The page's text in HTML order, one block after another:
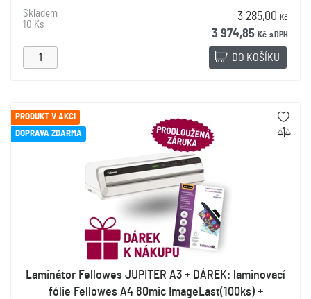
Skladem
10 Ks
3 285,00 Kč
3 974,85 Kč s DPH
DO KOŠÍKU
PRODUKT V AKCI
DOPRAVA ZDARMA
Laminátor Fellowes JUPITER A3 + DÁREK: laminovací
fólie Fellowes A4 80mic ImageLast(100ks) +